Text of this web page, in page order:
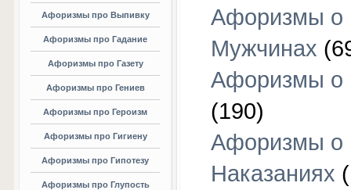
Афоризмы про Выпивку
Афоризмы про Гадание
Афоризмы про Газету
Афоризмы про Гениев
Афоризмы про Героизм
Афоризмы про Гигиену
Афоризмы про Гипотезу
Афоризмы про Глупость
Афоризмы о
Мужчинах
Афоризмы о
(190)
Афоризмы о
Наказаниях